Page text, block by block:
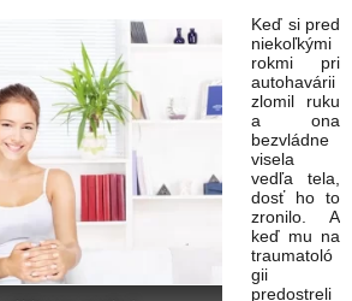
Keď si pred
niekoľkými
rokmi pri
autohavárii
zlomil ruku
a ona
bezvládne
visela
vedľa tela,
dosť ho to
zronilo. A
keď mu na
traumatoló
gii
predostreli